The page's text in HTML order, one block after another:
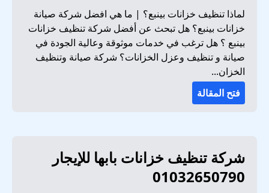
لماذا تنظيف خزانات بينبع؟ | ما هي افضل شركة صيانة
خزانات بينبع؟ هل تبحث عن أفضل شركة تنظيف خزانات
بينبع ؟ هل ترغب في خدمات موثوقة وعالية الجودة في
صيانة و تنظيف وعزل الخزانات؟ شركة صيانة وتنظيف
الخزان...
فتح المقالة
شركة تنظيف خزانات بابها للإيجار
01032650790